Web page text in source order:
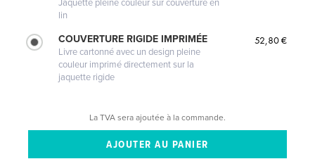
Jaquette pleine couleur sur couverture en
lin
COUVERTURE RIGIDE IMPRIMÉE
Livre cartonné avec un design pleine
couleur imprimé directement sur la
jaquette rigide
52,80 €
La TVA sera ajoutée à la commande.